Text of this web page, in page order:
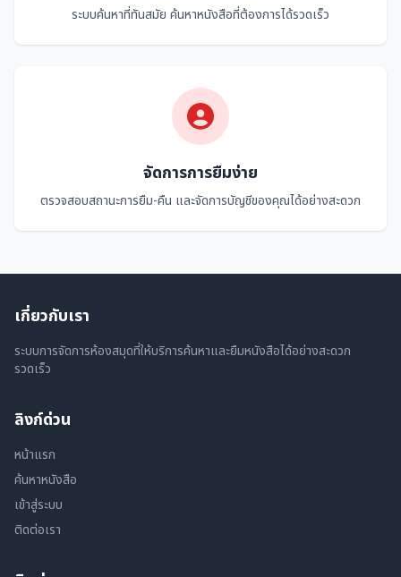
ระบบค้นหาที่ทันสมัย ค้นหาหนังสือที่ต้องการได้รวดเร็ว
จัดการการยืมง่าย
ตรวจสอบสถานะการยืม-คืน และจัดการบัญชีของคุณได้อย่างสะดวก
เกี่ยวกับเรา
ระบบการจัดการห้องสมุดที่ให้บริการค้นหาและยืมหนังสือได้อย่างสะดวก
รวดเร็ว
ลิงก์ด่วน
หน้าแรก
ค้นหาหนังสือ
เข้าสู่ระบบ
ติดต่อเรา